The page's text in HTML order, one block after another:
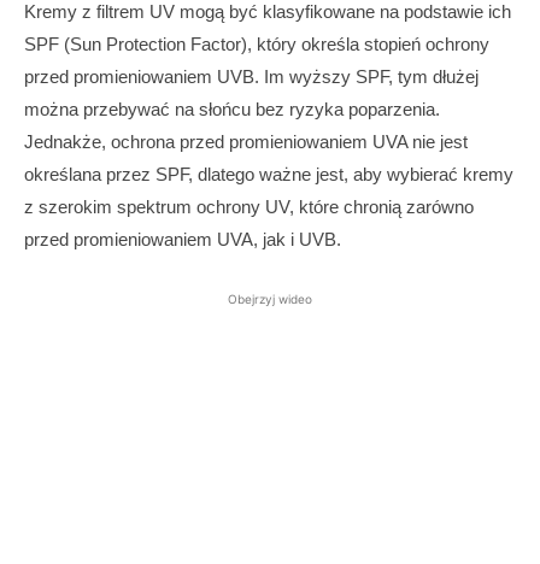
Kremy z filtrem UV mogą być klasyfikowane na podstawie ich
SPF (Sun Protection Factor), który określa stopień ochrony
przed promieniowaniem UVB. Im wyższy SPF, tym dłużej
można przebywać na słońcu bez ryzyka poparzenia.
Jednakże, ochrona przed promieniowaniem UVA nie jest
określana przez SPF, dlatego ważne jest, aby wybierać kremy
z szerokim spektrum ochrony UV, które chronią zarówno
przed promieniowaniem UVA, jak i UVB.
Obejrzyj wideo